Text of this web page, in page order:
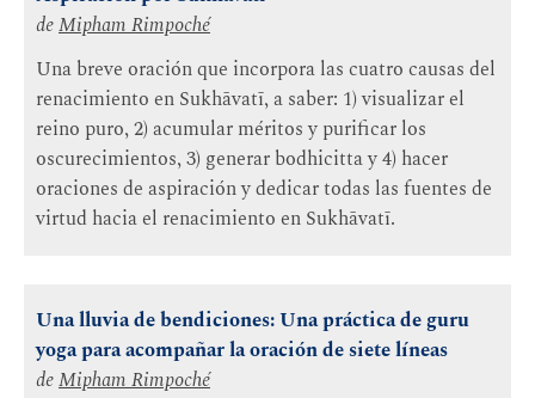
deMipham Rimpoché
Una breve oración que incorpora las cuatro causas del
renacimiento en Sukhāvatī, a saber: 1) visualizar el
reino puro, 2) acumular méritos y purificar los
oscurecimientos, 3) generar bodhicitta y 4) hacer
oraciones de aspiración y dedicar todas las fuentes de
virtud hacia el renacimiento en Sukhāvatī.
Una lluvia de bendiciones: Una práctica de guru
yoga para acompañar la oración de siete líneas
deMipham Rimpoché